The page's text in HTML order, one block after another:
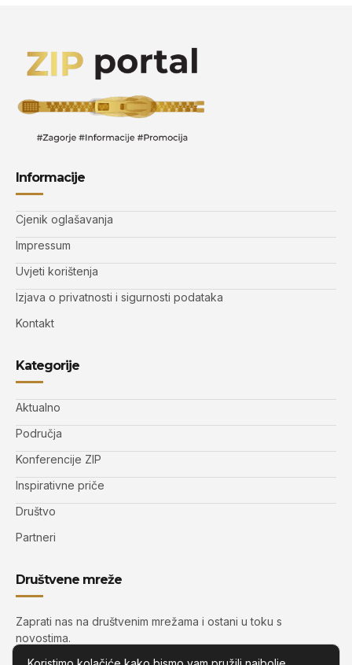
Informacije
Cjenik oglašavanja
Impressum
Uvjeti korištenja
Izjava o privatnosti i sigurnosti podataka
Kontakt
Kategorije
Aktualno
Područja
Konferencije ZIP
Inspirativne priče
Društvo
Partneri
Društvene mreže
Zaprati nas na društvenim mrežama i ostani u toku s
novostima.